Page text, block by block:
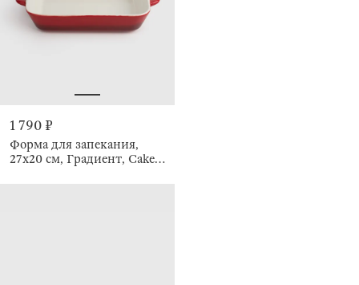
1 790 ₽
Форма для запекания,
27х20 см, Градиент, Cakes